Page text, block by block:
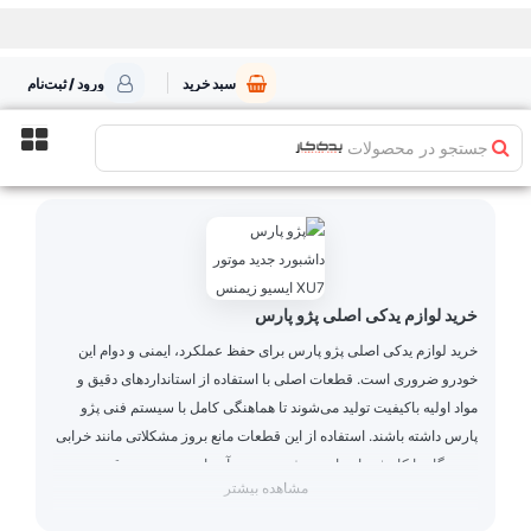
سبد خرید ورود / ثبت‌نام
جستجو در محصولات
خرید لوازم یدکی اصلی پژو پارس
خرید لوازم یدکی اصلی پژو پارس برای حفظ عملکرد، ایمنی و دوام این
خودرو ضروری است. قطعات اصلی با استفاده از استانداردهای دقیق و
مواد اولیه باکیفیت تولید می‌شوند تا هماهنگی کامل با سیستم فنی پژو
پارس داشته باشند. استفاده از این قطعات مانع بروز مشکلاتی مانند خرابی
زودهنگام یا کاهش راندمان می‌شود و نصب آن‌ها نیز به‌صورت دقیق و بدون
مشاهده بیشتر